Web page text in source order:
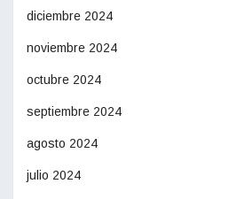
diciembre 2024
noviembre 2024
octubre 2024
septiembre 2024
agosto 2024
julio 2024